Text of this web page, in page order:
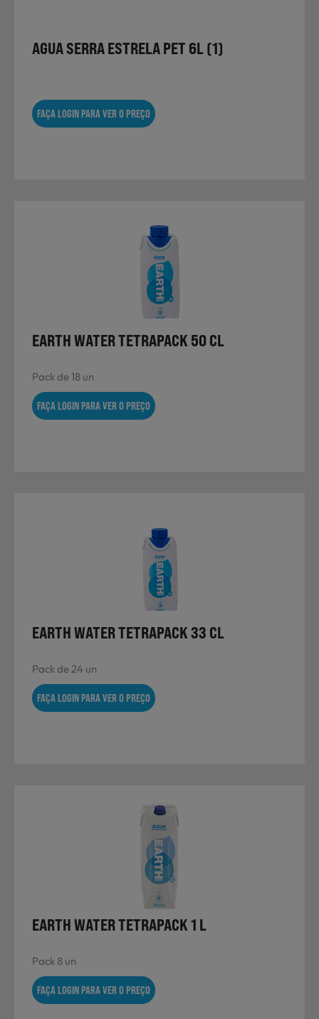
AGUA SERRA ESTRELA PET 6L (1)
FAÇA LOGIN PARA VER O PREÇO
EARTH WATER TETRAPACK 50 CL
Pack de 18 un
FAÇA LOGIN PARA VER O PREÇO
EARTH WATER TETRAPACK 33 CL
Pack de 24 un
FAÇA LOGIN PARA VER O PREÇO
EARTH WATER TETRAPACK 1 L
Pack 8 un
FAÇA LOGIN PARA VER O PREÇO